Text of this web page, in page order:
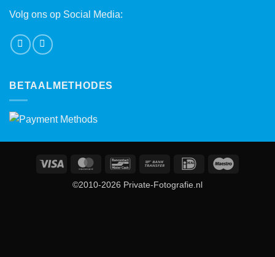
Volg ons op Social Media:
BETAALMETHODES
Visa MasterCardBancontactBank
IDeal
©2010-2026 Private-Fotografie.nl